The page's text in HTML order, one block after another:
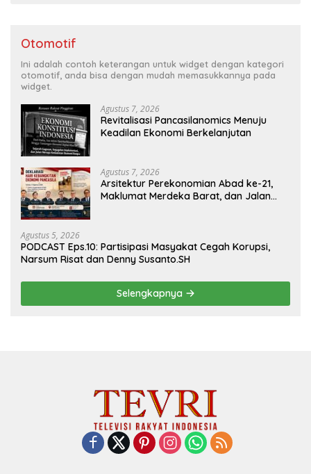
Otomotif
Ini adalah contoh keterangan untuk widget dengan kategori
otomotif, anda bisa dengan mudah memasukkannya pada
widget.
Agustus 7, 2026
Revitalisasi Pancasilanomics Menuju
Keadilan Ekonomi Berkelanjutan
Agustus 7, 2026
Arsitektur Perekonomian Abad ke-21,
Maklumat Merdeka Barat, dan Jalan
Agustus 5, 2026
PODCAST Eps.10: Partisipasi Masyakat Cegah Korupsi,
Narsum Risat dan Denny Susanto.SH
Selengkapnya